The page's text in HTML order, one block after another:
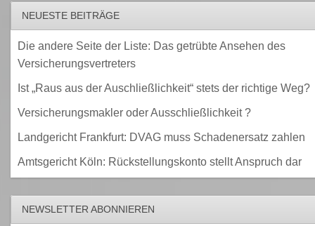
NEUESTE BEITRÄGE
Die andere Seite der Liste: Das getrübte Ansehen des
Versicherungsvertreters
Ist „Raus aus der Auschließlichkeit“ stets der richtige Weg?
Versicherungsmakler oder Ausschließlichkeit ?
Landgericht Frankfurt: DVAG muss Schadenersatz zahlen
Amtsgericht Köln: Rückstellungskonto stellt Anspruch dar
NEWSLETTER ABONNIEREN